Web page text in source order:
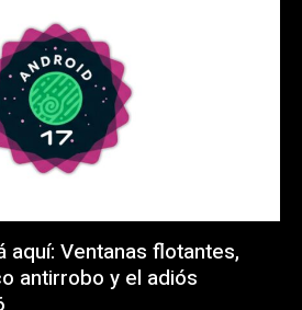
aquí: Ventanas flotantes,
antirrobo y el adiós